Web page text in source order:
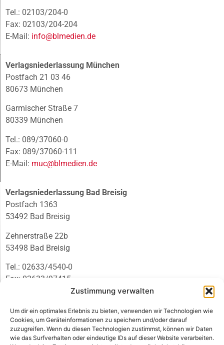
Zustimmung verwalten
Um dir ein optimales Erlebnis zu bieten, verwenden wir Technologien wie
Cookies, um Geräteinformationen zu speichern und/oder darauf
zuzugreifen. Wenn du diesen Technologien zustimmst, können wir Daten
wie das Surfverhalten oder eindeutige IDs auf dieser Website verarbeiten.
Tel.: 02103/204-0
Fax: 02103/204-204
E-Mail: info@blmedien.de
Verlagsniederlassung München
Postfach 21 03 46
80673 München
Garmischer Straße 7
80339 München
Tel.: 089/37060-0
Fax: 089/37060-111
E-Mail: muc@blmedien.de
Verlagsniederlassung Bad Breisig
Postfach 1363
53492 Bad Breisig
Zehnerstraße 22b
53498 Bad Breisig
Tel.: 02633/4540-0
Fax: 02633/97415
infobb@blmedien.de